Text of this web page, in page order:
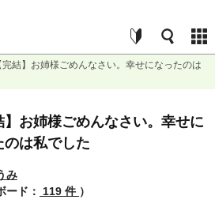
完結】お姉様ごめんなさい。幸せになったのは
】お姉様ごめんなさい。幸せに
のは私でした
み
ード：
119 件 ）